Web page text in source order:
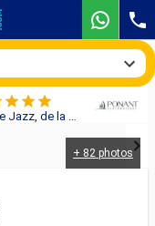
Croisière Le Commandant Charcot : Festival de Jazz, de la Baltique à la mer du Nord au départ de Helsinki
+ 82 photos